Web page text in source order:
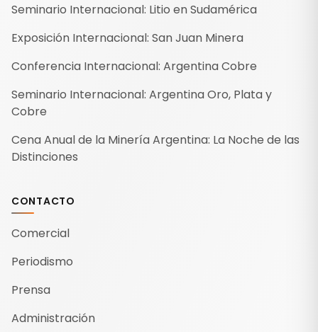
Seminario Internacional: Litio en Sudamérica
Exposición Internacional: San Juan Minera
Conferencia Internacional: Argentina Cobre
Seminario Internacional: Argentina Oro, Plata y
Cobre
Cena Anual de la Minería Argentina: La Noche de las
Distinciones
CONTACTO
Comercial
Periodismo
Prensa
Administración